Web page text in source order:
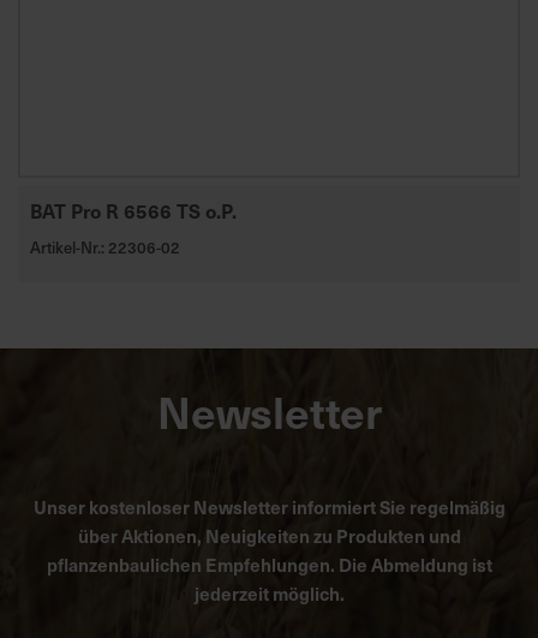
BAT Pro R 6566 TS o.P.
Artikel-Nr.: 22306-02
Newsletter
Unser kostenloser Newsletter informiert Sie regelmäßig
über Aktionen, Neuigkeiten zu Produkten und
pflanzenbaulichen Empfehlungen. Die Abmeldung ist
jederzeit möglich.